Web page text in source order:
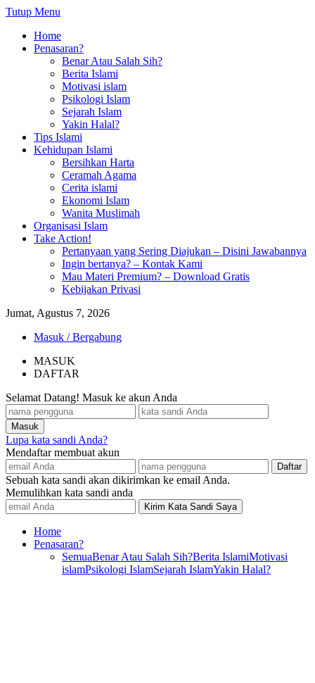
Tutup Menu
Home
Penasaran?
Benar Atau Salah Sih?
Berita Islami
Motivasi islam
Psikologi Islam
Sejarah Islam
Yakin Halal?
Tips Islami
Kehidupan Islami
Bersihkan Harta
Ceramah Agama
Cerita islami
Ekonomi Islam
Wanita Muslimah
Organisasi Islam
Take Action!
Pertanyaan yang Sering Diajukan – Disini Jawabannya
Ingin bertanya? – Kontak Kami
Mau Materi Premium? – Download Gratis
Kebijakan Privasi
Jumat, Agustus 7, 2026
Masuk / Bergabung
MASUK
DAFTAR
Selamat Datang! Masuk ke akun Anda
Lupa kata sandi Anda?
Mendaftar membuat akun
Sebuah kata sandi akan dikirimkan ke email Anda.
Memulihkan kata sandi anda
Home
Penasaran?
SemuaBenar Atau Salah Sih?Berita IslamiMotivasi
islamPsikologi IslamSejarah IslamYakin Halal?